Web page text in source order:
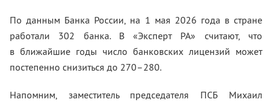
По данным Банка России, на 1 мая 2026 года в стране
работали 302 банка. В «Эксперт РА» считают, что
в ближайшие годы число банковских лицензий может
постепенно снизиться до 270–280.
Напомним, заместитель председателя ПСБ Михаил